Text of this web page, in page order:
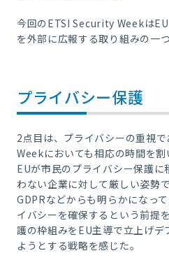
今回のETSI Security Weekは
を外部に広報する取り組みの一
プライバシー保護
2点目は、プライバシーの重視
Weekにおいても相応の時間を割
EUが市民のプライバシー保護
わない企業に対して厳しい姿勢
GDPRなどからも明らかになっ
イバシーを確保するという前提
護の枠組みをEU主導で立上げデ
ようとする戦略を感じた。